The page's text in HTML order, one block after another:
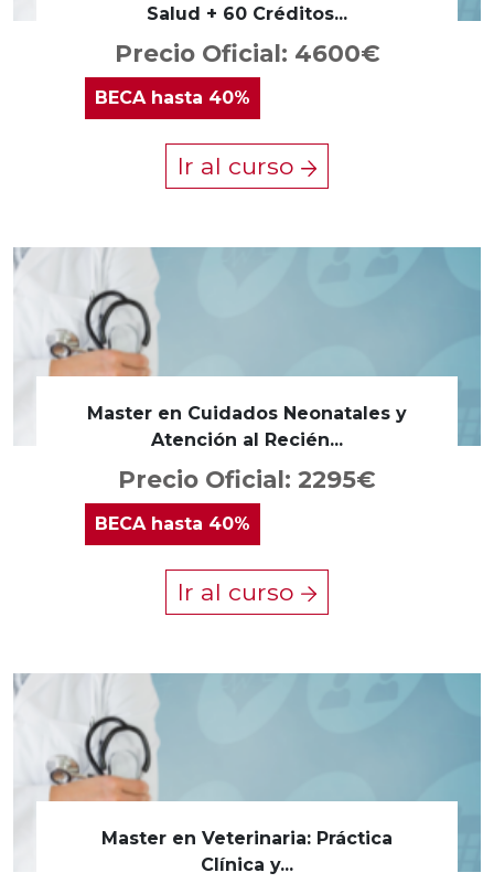
Salud + 60 Créditos...
Precio Oficial: 4600€
BECAhasta 40%
Ir al curso
Master en Cuidados Neonatales y
Atención al Recién...
Precio Oficial: 2295€
BECA hasta 40%
Ir al curso
Master en Veterinaria: Práctica
Clínica y...